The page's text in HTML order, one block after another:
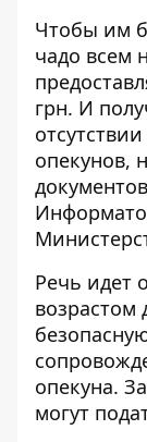
Чтобы им
чадо всем
грн. И
опекунов,
Речь идет
возрастом
опекуна.
могут